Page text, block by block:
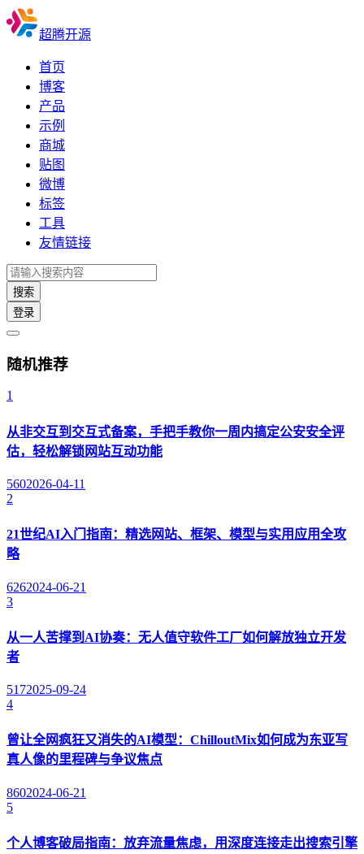
超腾开源
首页
博客
产品
示例
商城
贴图
微博
标签
工具
友情链接
搜索
登录
随机推荐
1
从非交互到交互式备案，手把手教你一周内搞定公安安全评
估，轻松解锁网站互动功能
5602026-04-11
2
21世纪AI入门指南：精选网站、框架、模型与实用应用全攻
略
6262024-06-21
3
从一人苦撑到AI协奏：无人值守软件工厂如何解放独立开发
者
5172025-09-24
4
曾让全网疯狂又消失的AI模型：ChilloutMix如何成为东亚写
真人像的里程碑与争议焦点
8602024-06-21
5
个人博客破局指南：放弃流量焦虑，用深度连接走出搜索引擎